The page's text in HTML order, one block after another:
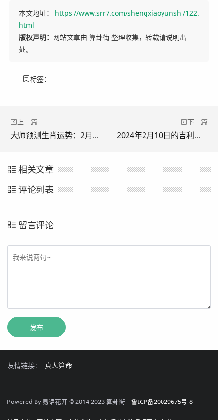
本文地址： https://www.srr7.com/shengxiaoyunshi/122.
html
版权声明： 网站文章由 算卦街 整理收集，转载请说明出
处。
标签：
上一篇
大师预测生肖运势：2月10日12生肖运势
下一篇
2024年2月10日的吉利属相有哪些？
相关文章
评论列表
留言评论
友情链接： 真人算命
Powered By 易语花开 © 2014-2023 算卦街 | 鲁ICP备20029675号-8